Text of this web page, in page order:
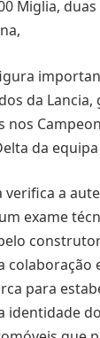
Miglia,
da Lancia,
nos
da
a
exame
colaboração
para